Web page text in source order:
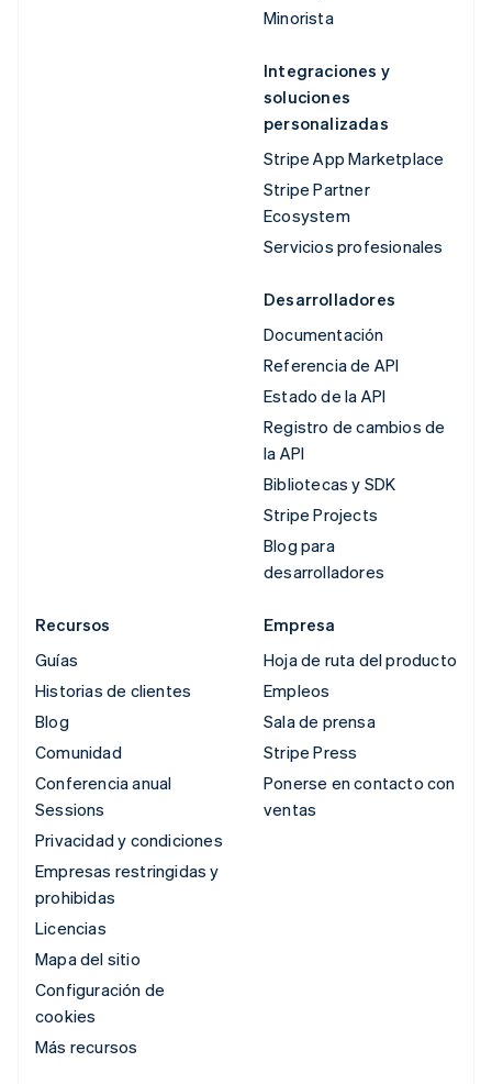
Minorista
Integraciones y
soluciones
personalizadas
Stripe App Marketplace
Stripe Partner
Ecosystem
Servicios profesionales
Desarrolladores
Documentación
Referencia de API
Estado de la API
Registro de cambios de
la API
Bibliotecas y SDK
Stripe Projects
Blog para
desarrolladores
Recursos
Guías
Historias de clientes
Blog
Comunidad
Conferencia anual
Sessions
Privacidad y condiciones
Empresas restringidas y
prohibidas
Licencias
Mapa del sitio
Configuración de
cookies
Más recursos
Empresa
Hoja de ruta del producto
Empleos
Sala de prensa
Stripe Press
Ponerse en contacto con
ventas